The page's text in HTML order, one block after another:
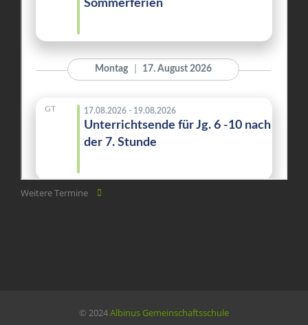
Weitere Termine
© 2024Albinus Gemeinschaftsschule